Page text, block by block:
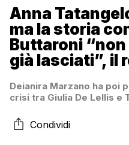
Anna
ma la storia
Buttaroni “non
già lasciati”, il
Deianira Marzano ha poi
crisi tra Giulia De Lellis e
Condividi